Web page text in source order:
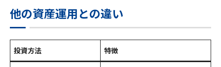
他の資産運用との違い
投資方法 特徴